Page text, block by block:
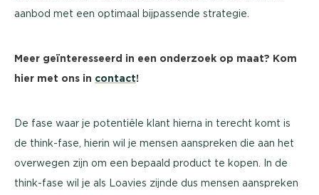
aanbod met een optimaal bijpassende strategie.
Meer geïnteresseerd in een onderzoek op maat? Kom
hier met ons in contact!
De fase waar je potentiële klant hierna in terecht komt is
de think-fase, hierin wil je mensen aanspreken die aan het
overwegen zijn om een bepaald product te kopen. In de
think-fase wil je als Loavies zijnde dus mensen aanspreken